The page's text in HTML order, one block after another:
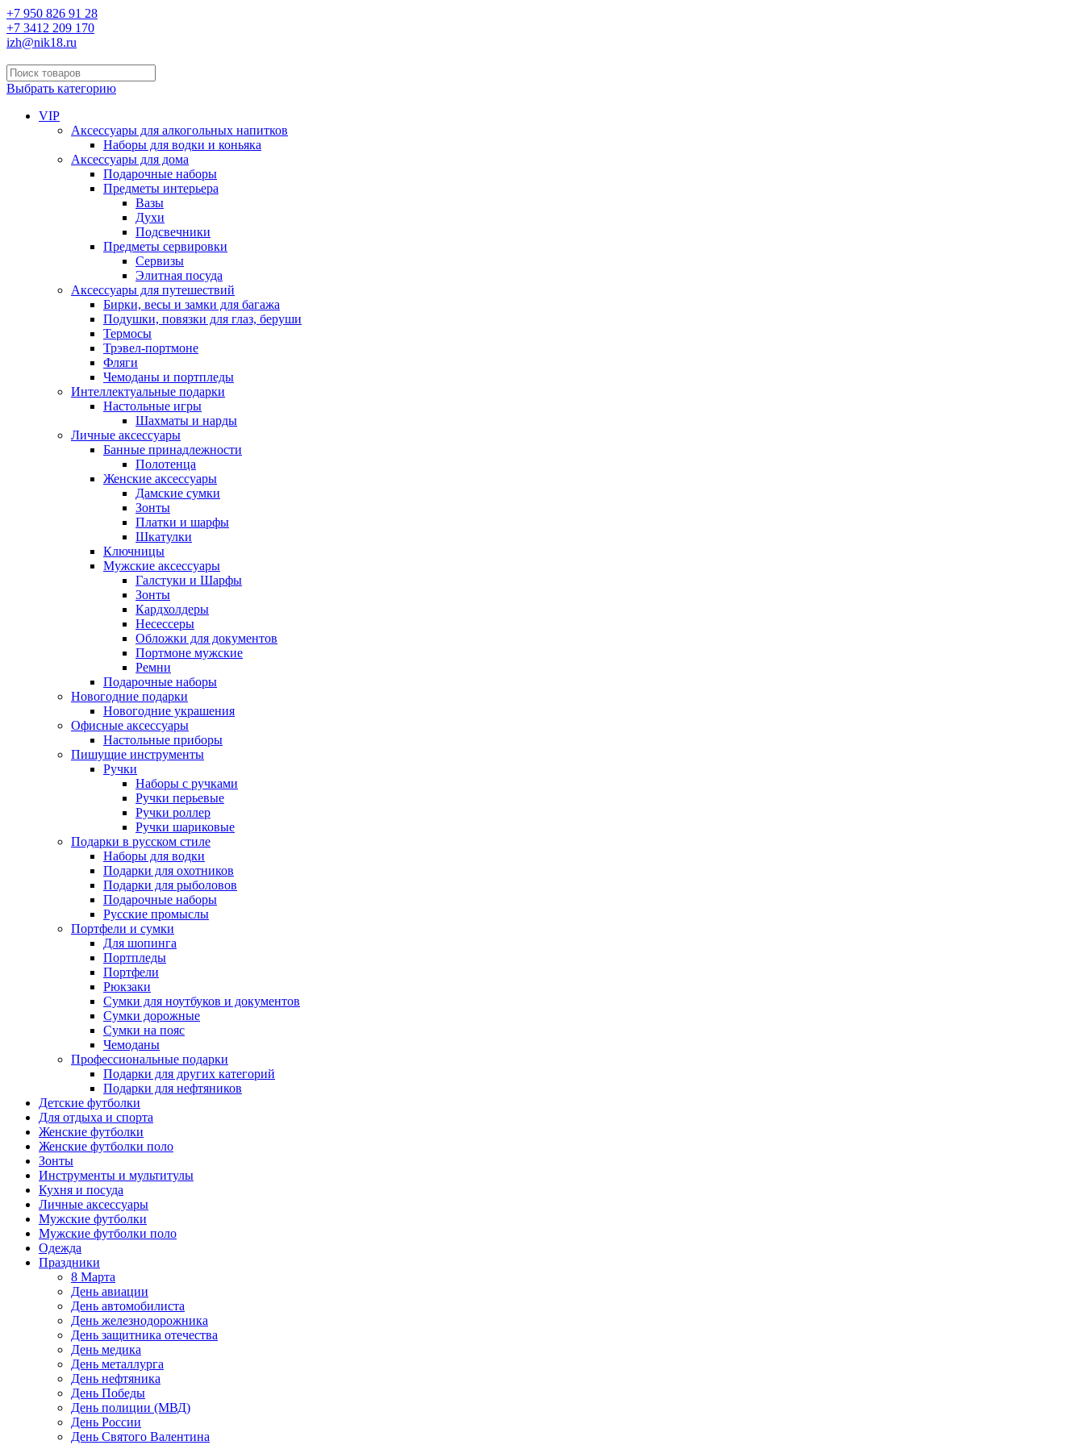
+7 950 826 91 28
+7 3412 209 170
izh@nik18.ru
Выбрать категорию
VIP
Аксессуары для алкогольных напитков
Наборы для водки и коньяка
Аксессуары для дома
Подарочные наборы
Предметы интерьера
Вазы
Духи
Подсвечники
Предметы сервировки
Сервизы
Элитная посуда
Аксессуары для путешествий
Бирки, весы и замки для багажа
Подушки, повязки для глаз, беруши
Термосы
Трэвел-портмоне
Фляги
Чемоданы и портпледы
Интеллектуальные подарки
Настольные игры
Шахматы и нарды
Личные аксессуары
Банные принадлежности
Полотенца
Женские аксессуары
Дамские сумки
Зонты
Платки и шарфы
Шкатулки
Ключницы
Мужские аксессуары
Галстуки и Шарфы
Зонты
Кардхолдеры
Несессеры
Обложки для документов
Портмоне мужские
Ремни
Подарочные наборы
Новогодние подарки
Новогодние украшения
Офисные аксессуары
Настольные приборы
Пишущие инструменты
Ручки
Наборы с ручками
Ручки перьевые
Ручки роллер
Ручки шариковые
Подарки в русском стиле
Наборы для водки
Подарки для охотников
Подарки для рыболовов
Подарочные наборы
Русские промыслы
Портфели и сумки
Для шопинга
Портпледы
Портфели
Рюкзаки
Сумки для ноутбуков и документов
Сумки дорожные
Сумки на пояс
Чемоданы
Профессиональные подарки
Подарки для других категорий
Подарки для нефтяников
Детские футболки
Для отдыха и спорта
Женские футболки
Женские футболки поло
Зонты
Инструменты и мультитулы
Кухня и посуда
Личные аксессуары
Мужские футболки
Мужские футболки поло
Одежда
Праздники
8 Марта
День авиации
День автомобилиста
День железнодорожника
День защитника отечества
День медика
День металлурга
День нефтяника
День Победы
День полиции (МВД)
День России
День Святого Валентина